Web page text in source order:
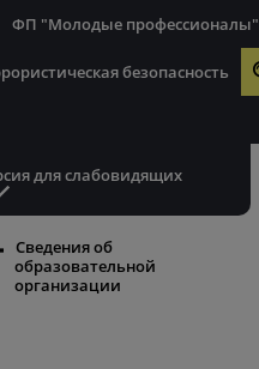
ФП "Молодые профессионалы"
безопасность
для слабовидящих
Сведения об
образовательной
организации